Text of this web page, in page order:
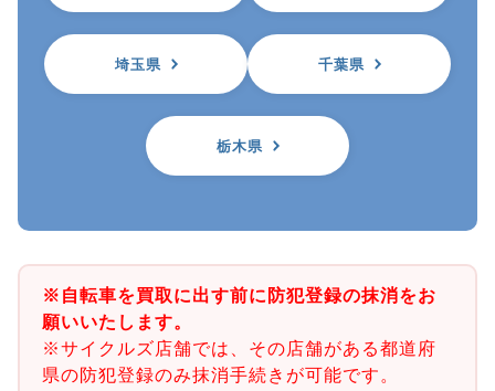
埼玉県 千葉県
栃木県
※自転車を買取に出す前に防犯登録の抹消をお
願いいたします。
※サイクルズ店舗では、その店舗がある都道府
県の防犯登録のみ抹消手続きが可能です。